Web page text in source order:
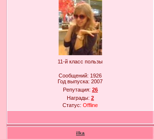
11-й класс пользы
Сообщений:1926
Год выпуска:2007
Репутация: 26
Награды: 2
Статус:Offline
ilka